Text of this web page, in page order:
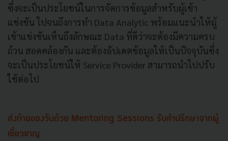
ซึ่งจะเป็นประโยชน์ในการจัดการข้อมูลสำหรับผู้เข้า
แข่งขัน ไปจนถึงการทำ Data Analytic พร้อมแนะนำให้ผู้
เข้าแข่งขันเห็นถึงลักษณะ Data ที่ดีว่าจะต้องมีความครบ
ถ้วน สอดคล้องกัน และต้องอัปเดตข้อมูลให้เป็นปัจจุบันซึ่ง
จะเป็นประโยชน์ให้ Service Provider สามารถนำไปปรับ
ใช้ต่อไป
ส่งท้ายของวันด้วย Mentoring Sessions รับคำปรึกษาจากผู้
เชี่ยวชาญ